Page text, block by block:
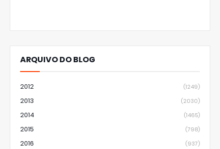
ARQUIVO DO BLOG
2012 (1249)
2013 (2030)
2014 (1465)
2015 (798)
2016 (937)